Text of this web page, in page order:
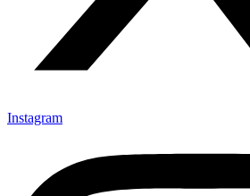
Instagram